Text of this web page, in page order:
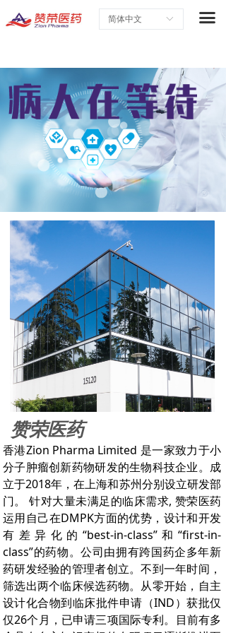
끀
首页
合作战略
最新企业新闻
职业生涯
ꀅ
简体中文
香港Zion Pharma Limited 是一家致力于小
分子肿瘤创新药物研发的生物科技企业。成
立于2018年，在上海和苏州分别设立研发部
门。 针对大量未满足的临床需求, 赞荣医药
运用自己在DMPK方面的优势，设计和开发
有差异化的“best-in-class”和“first-in-
class”的药物。公司由拥有跨国药企多年新
药研发经验的管理者创立。不到一年时间，
筛选出两个临床候选药物。从零开始，自主
设计化合物到临床批件申请（IND）获批仅
仅26个月，已申请三项国际专利。目前有多
赞荣医药